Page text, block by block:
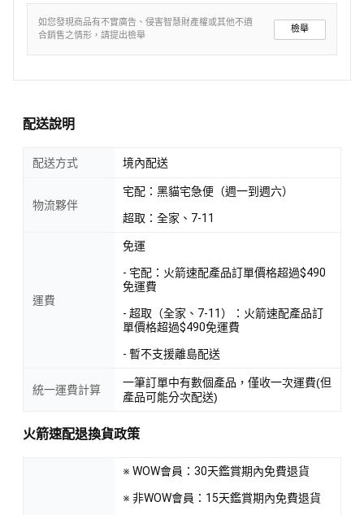
如您發現商品有不實廣告、侵害智慧財產權或其他不適
合銷售之情形，請提出檢舉
檢舉
配送說明
配送方式 境內配送
物流夥伴
宅配：黑貓宅急便（週一到週六）
超取：全家、7-11
運費
免運
- 宅配：火箭速配產品訂單價格超過$490
免運費
- 超取（全家、7-11）：火箭速配產品訂
單價格超過$490免運費
- 暫不支援離島配送
統一運費計算
一筆訂單中有數個產品，僅收一次運費(但
產品可能分次配送)
火箭速配退換貨政策
※ WOW會員：30天鑑賞期內免費退貨
※ 非WOW會員：15天鑑賞期內免費退貨